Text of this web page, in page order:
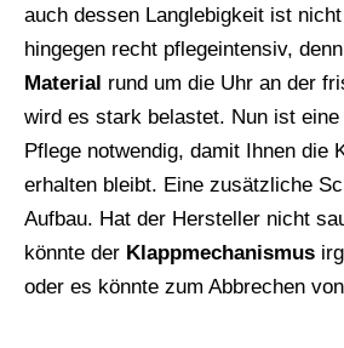
auch dessen Langlebigkeit ist
hingegen recht pflegeintensiv,
Material rund um die Uhr an der
wird es stark belastet. Nun ist eine
Pflege notwendig, damit Ihnen die
erhalten bleibt. Eine zusätzliche
Aufbau. Hat der Hersteller nicht
könnte der Klappmechanismus
oder es könnte zum Abbrechen